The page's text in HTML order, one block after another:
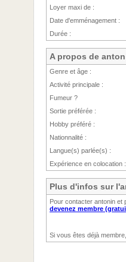
Loyer maxi de :
Date d'emménagement :
Durée :
A propos de
Genre et âge :
Activité principale :
Fumeur ?
Sortie préférée :
Hobby préféré :
Nationnalité :
Langue(s) parlée(s) :
Expérience en colocation :
Plus d'infos sur
Pour contacter antonin et
devenez membre
Si vous êtes déjà